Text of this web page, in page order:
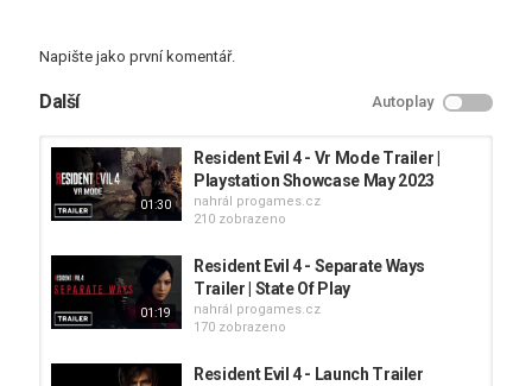
Napište jako první komentář.
Další Autoplay
01:30
Resident Evil 4 - Vr Mode Trailer |
Playstation Showcase May 2023
nahrál progames.cz
210 zobrazeno
01:19
Resident Evil 4 - Separate Ways
Trailer | State Of Play
nahrál progames.cz
170 zobrazeno
Resident Evil 4 - Launch Trailer